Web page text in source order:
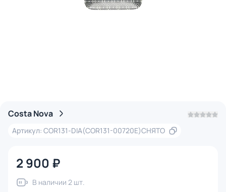
Costa Nova
Артикул: COR131-DIA(COR131-00720E)СНЯТО
2 900 ₽
В наличии 2 шт.